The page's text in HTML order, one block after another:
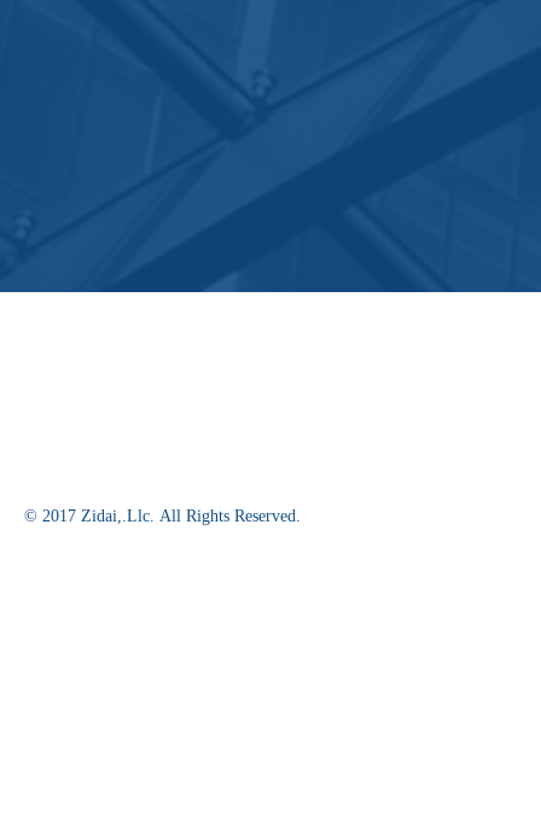
© 2017 Zidai,.Llc. All Rights Reserved.